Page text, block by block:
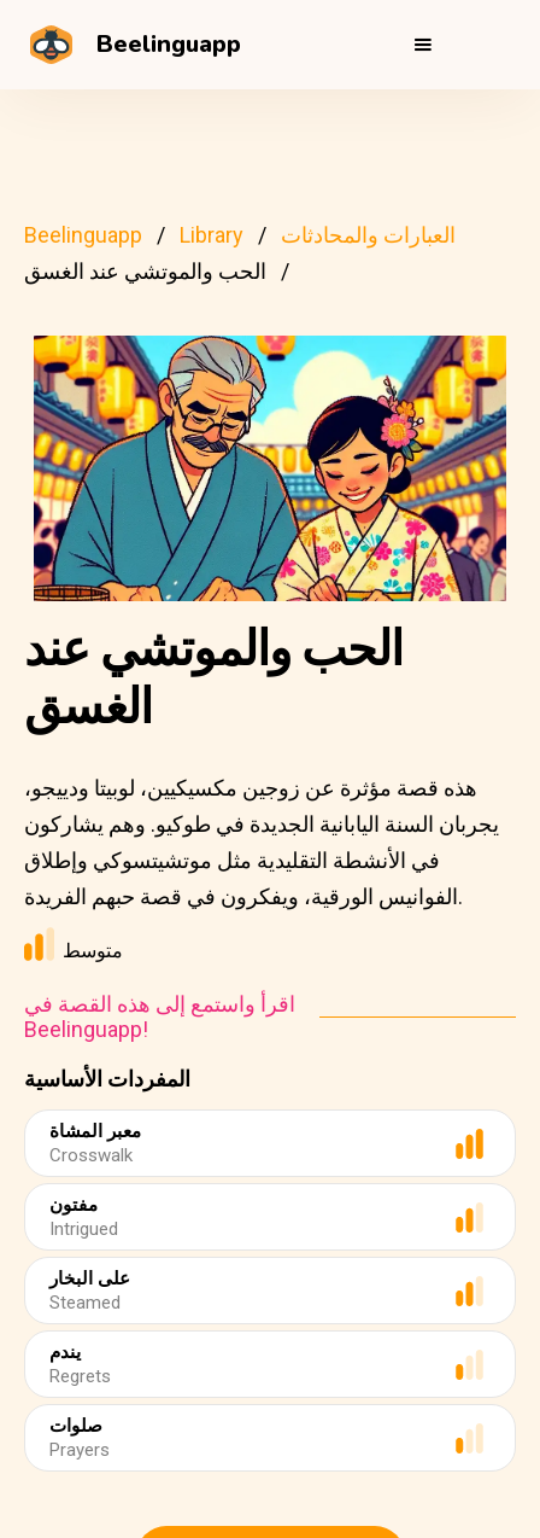
Beelinguapp
Beelinguapp Library
العبارات والمحادثات
الحب والموتشي عند الغسق
المفردات الأساسية
معبر المشاة
Crosswalk
مفتون
Intrigued
على البخار
Steamed
يندم
Regrets
صلوات
Prayers
الحب والموتشي عند
الغسق
هذه قصة مؤثرة عن زوجين مكسيكيين، لوبيتا ودييجو،
يجربان السنة اليابانية الجديدة في طوكيو. وهم يشاركون
في الأنشطة التقليدية مثل موتشيتسوكي وإطلاق
الفوانيس الورقية، ويفكرون في قصة حبهم الفريدة.
متوسط
اقرأ واستمع إلى هذه القصة في
Beelinguapp!